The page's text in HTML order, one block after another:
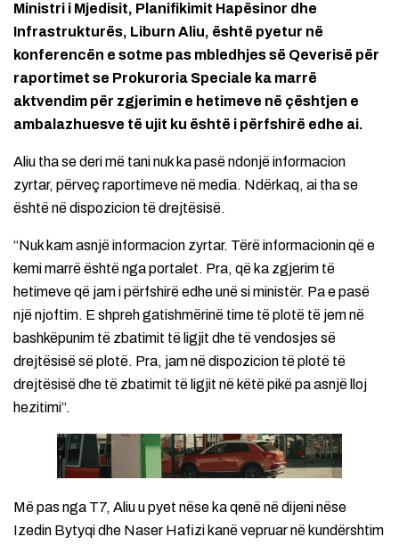
Ministri i Mjedisit, Planifikimit Hapësinor dhe
Infrastrukturës, Liburn Aliu, është pyetur në
konferencën e sotme pas mbledhjes së Qeverisë për
raportimet se Prokuroria Speciale ka marrë
aktvendim për zgjerimin e hetimeve në çështjen e
ambalazhuesve të ujit ku është i përfshirë edhe ai.
Aliu tha se deri më tani nuk ka pasë ndonjë informacion
zyrtar, përveç raportimeve në media. Ndërkaq, ai tha se
është në dispozicion të drejtësisë.
“Nuk kam asnjë informacion zyrtar. Tërë informacionin që e
kemi marrë është nga portalet. Pra, që ka zgjerim të
hetimeve që jam i përfshirë edhe unë si ministër. Pa e pasë
një njoftim. E shpreh gatishmërinë time të plotë të jem në
bashkëpunim të zbatimit të ligjit dhe të vendosjes së
drejtësisë së plotë. Pra, jam në dispozicion të plotë të
drejtësisë dhe të zbatimit të ligjit në këtë pikë pa asnjë lloj
hezitimi”.
Më pas nga T7, Aliu u pyet nëse ka qenë në dijeni nëse
Izedin Bytyqi dhe Naser Hafizi kanë vepruar në kundërshtim